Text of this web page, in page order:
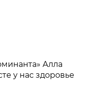
Алла
у нас здоровье